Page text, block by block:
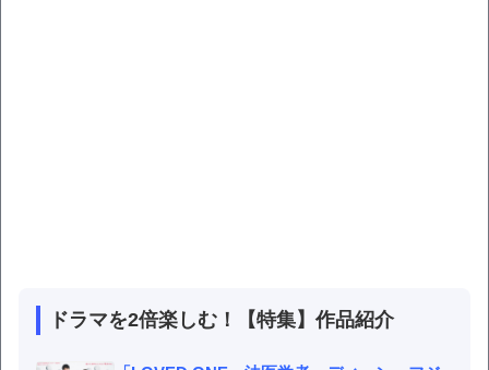
ドラマを2倍楽しむ！【特集】作品紹介